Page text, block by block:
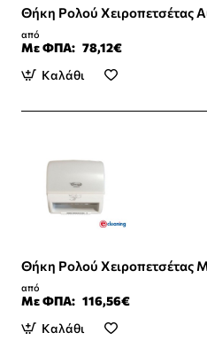
Θήκη Ρολού Χειροπετσέτας
από
Με ΦΠΑ: 78,12€
Καλάθι
Θήκη Ρολού Χειροπετσέτας
από
Με ΦΠΑ: 116,56€
Καλάθι